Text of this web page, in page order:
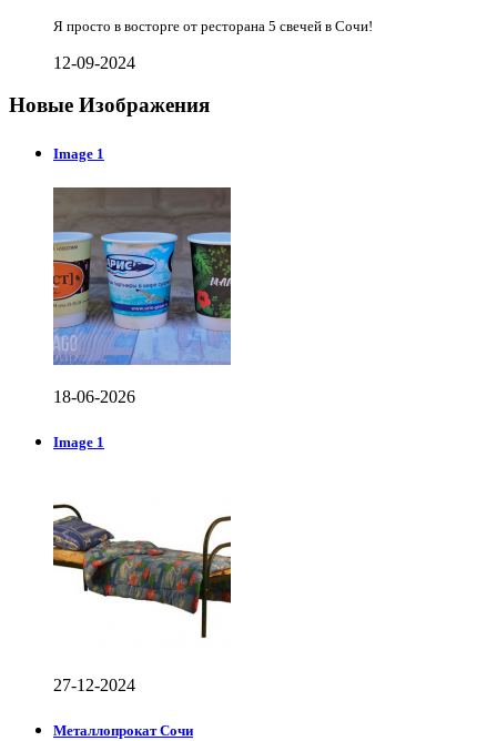
Я просто в восторге от ресторана 5 свечей в Сочи!
12-09-2024
Новые Изображения
Image 1
18-06-2026
Image 1
27-12-2024
Металлопрокат Сочи